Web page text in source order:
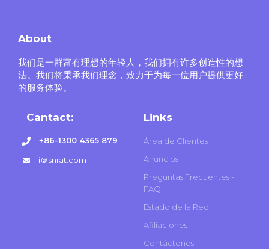
About
我们是一群富有理想的年轻人，我们拥有许多创造性的想
法。我们将秉承我们理念，致力于为每一位用户提供更好
的服务体验。
Cantact:
+86-1300 4365 879
i＠snrat.com
Links
Área de Clientes
Anuncios
Preguntas Frecuentes -
FAQ
Estado de la Red
Afiliaciones
Contáctenos